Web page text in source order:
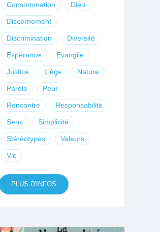
Consommation Dieu
Discernement
Discrimination Diversité
Espérance Evangile
Justice Liège Nature
Parole Peur
Rencontre Responsabilité
Sens Simplicité
Stéréotypes Valeurs
Vie
PLUS D'INFOS